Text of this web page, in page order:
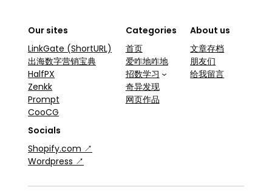
Our sites
LinkGate (ShortURL)
出海数字营销宝典
HalfPX
Zenkk
Prompt
CooCG
Categories
首页
爱咋地咋地
招数学习
奇异发现
网页作品
About us
文章存档
朋友们
给我留言
Socials
Shopify.com ↗
Wordpress ↗